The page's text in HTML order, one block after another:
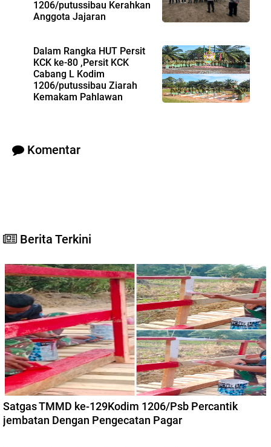
1206/putussibau Kerahkan
Anggota Jajaran
Dalam Rangka HUT Persit
KCK ke-80 ,Persit KCK
Cabang L Kodim
1206/putussibau Ziarah
Kemakam Pahlawan
Komentar
Berita Terkini
Satgas TMMD ke-129Kodim 1206/Psb Percantik
jembatan Dengan Pengecatan Pagar